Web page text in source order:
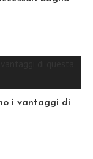
i vantaggi di